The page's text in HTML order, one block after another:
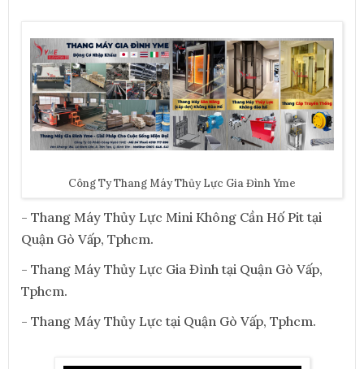
Công Ty Thang Máy Thủy Lực Gia Đình Yme
- Thang Máy Thủy Lực Mini Không Cần Hố Pit tại
Quận Gò Vấp, Tphcm.
- Thang Máy Thủy Lực Gia Đình tại Quận Gò Vấp,
Tphcm.
- Thang Máy Thủy Lực tại Quận Gò Vấp, Tphcm.